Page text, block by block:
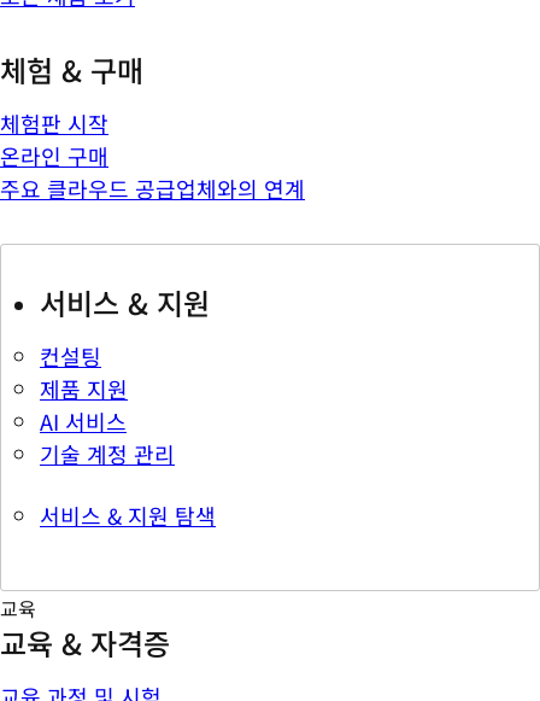
체험 & 구매
체험판 시작
온라인 구매
주요 클라우드 공급업체와의 연계
서비스 & 지원
컨설팅
제품 지원
AI 서비스
기술 계정 관리
서비스 & 지원 탐색
교육
교육 & 자격증